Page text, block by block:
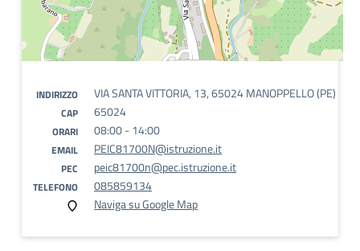
INDIRIZZO VIA SANTA VITTORIA, 13, 65024 MANOPPELLO (PE)
CAP 65024
ORARI 08:00 - 14:00
EMAIL PEIC81700N@istruzione.it
PEC peic81700n@pec.istruzione.it
TELEFONO
085859134
Naviga su Google Map